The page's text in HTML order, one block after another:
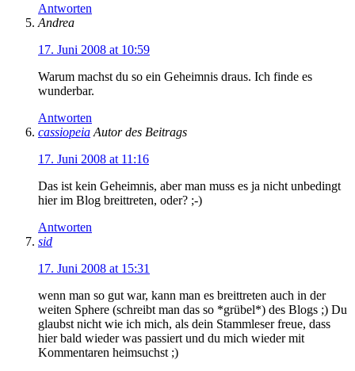
Antworten
Andrea
17. Juni 2008 at 10:59
Warum machst du so ein Geheimnis draus. Ich finde es
wunderbar.
Antworten
cassiopeia Autor des Beitrags
17. Juni 2008 at 11:16
Das ist kein Geheimnis, aber man muss es ja nicht unbedingt
hier im Blog breittreten, oder? ;-)
Antworten
sid
17. Juni 2008 at 15:31
wenn man so gut war, kann man es breittreten auch in der
weiten Sphere (schreibt man das so *grübel*) des Blogs ;) Du
glaubst nicht wie ich mich, als dein Stammleser freue, dass
hier bald wieder was passiert und du mich wieder mit
Kommentaren heimsuchst ;)